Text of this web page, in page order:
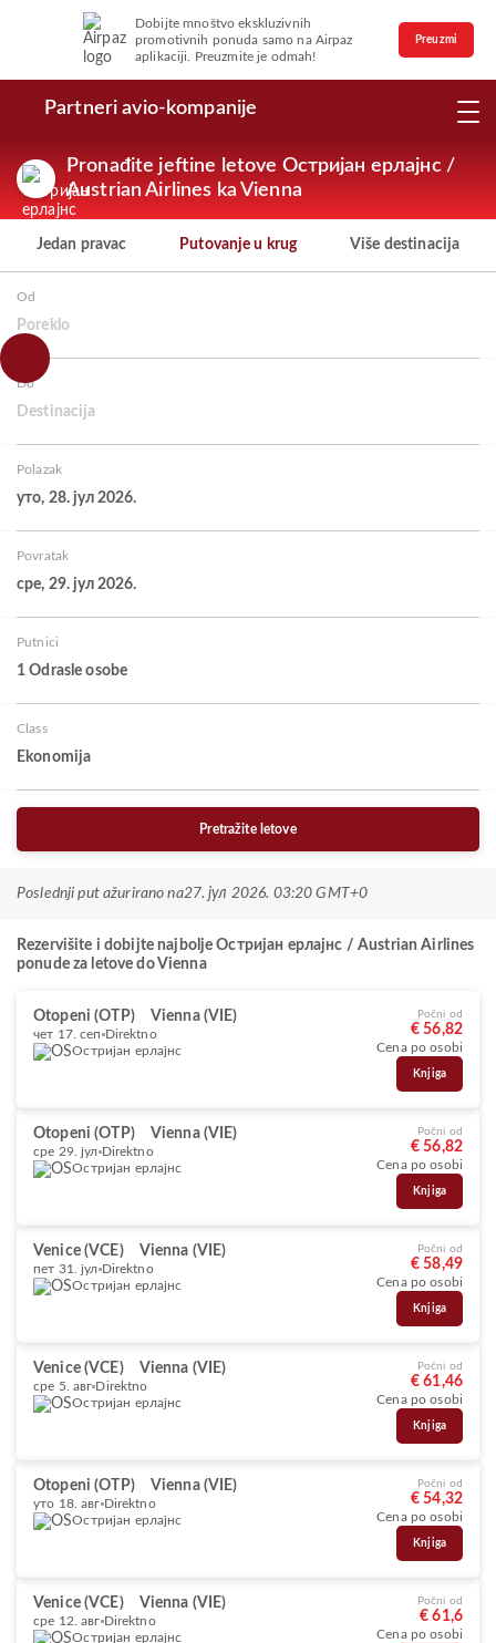
Dobijte mnoštvo ekskluzivnih
promotivnih ponuda samo na Airpaz
aplikaciji. Preuzmite je odmah!
Preuzmi
Partneri avio-kompanije
Pronađite jeftine letove Остријан ерлајнс /
Austrian Airlines ka Vienna
Jedan pravac Putovanje u krug Više destinacija
Od
Poreklo
Do
Destinacija
Polazak
уто, 28. јул 2026.
Povratak
сре, 29. јул 2026.
Putnici
1 Odrasle osobe
Class
Ekonomija
Pretražite letove
Poslednji put ažurirano na27. јул 2026. 03:20 GMT+0
Rezervišite i dobijte najbolje Остријан ерлајнс / Austrian Airlines
ponude za letove do Vienna
Otopeni (OTP) Vienna (VIE)
чет 17. сеп Direktno
Остријан ерлајнс
Počni od
€ 56,82
Cena po osobi
Knjiga
Otopeni (OTP) Vienna (VIE)
сре 29. јул Direktno
Остријан ерлајнс
Počni od
€ 56,82
Cena po osobi
Knjiga
Venice (VCE) Vienna (VIE)
пет 31. јул Direktno
Остријан ерлајнс
Počni od
€ 58,49
Cena po osobi
Knjiga
Venice (VCE) Vienna (VIE)
сре 5. авг Direktno
Остријан ерлајнс
Počni od
€ 61,46
Cena po osobi
Knjiga
Otopeni (OTP) Vienna (VIE)
уто 18. авг Direktno
Остријан ерлајнс
Počni od
€ 54,32
Cena po osobi
Knjiga
Venice (VCE) Vienna (VIE)
сре 12. авг Direktno
Остријан ерлајнс
Počni od
€ 61,6
Cena po osobi